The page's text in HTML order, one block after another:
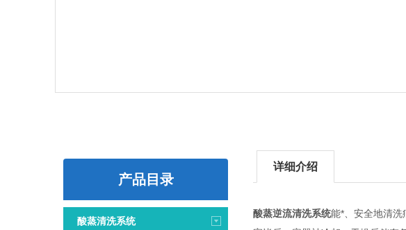
产品目录
酸蒸清洗系统
详细介绍
酸蒸逆流清洗系统能*、安全地清洗